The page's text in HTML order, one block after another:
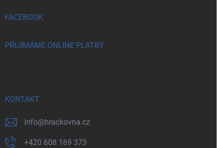
FACEBOOK
PŘIJÍMÁME ONLINE PLATBY
KONTAKT
info@hrackovna.cz
+420 608 169 373